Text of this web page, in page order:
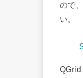
ので
い。
QGrid